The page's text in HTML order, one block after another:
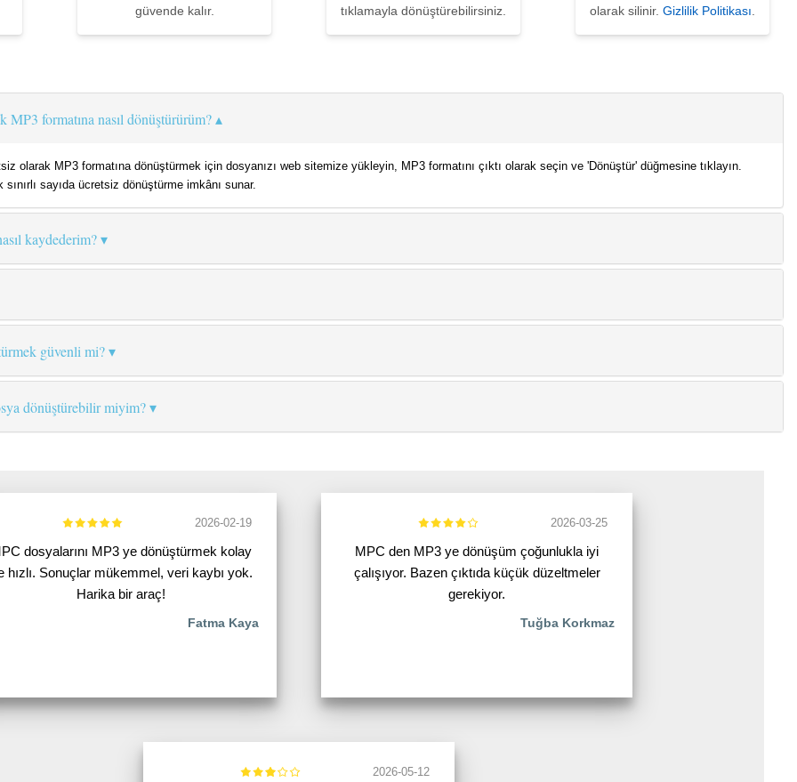
güvende kalır.
tıklamayla dönüştürebilirsiniz.
olarak silinir. Gizlilik Politikası.
MP3 formatına nasıl dönüştürürüm?
olarak MP3 formatına dönüştürmek için dosyanızı web sitemize yükleyin, MP3 formatını çıktı olarak seçin ve 'Dönüştür' düğmesine tıklayın.
sayıda ücretsiz dönüştürme imkânı sunar.
kaydederim?
güvenli mi?
dönüştürebilir miyim?
2026-02-19
dosyalarını MP3 ye dönüştürmek kolay
hızlı. Sonuçlar mükemmel, veri kaybı yok.
Harika bir araç!
Fatma Kaya
2026-03-25
MPC den MP3 ye dönüşüm çoğunlukla iyi
çalışıyor. Bazen çıktıda küçük düzeltmeler
gerekiyor.
Tuğba Korkmaz
2026-05-12